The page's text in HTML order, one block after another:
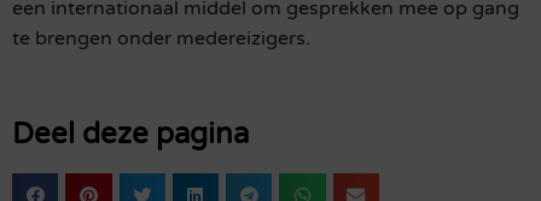
een internationaal middel om gesprekken mee op gang
te brengen onder medereizigers.
Deel deze pagina